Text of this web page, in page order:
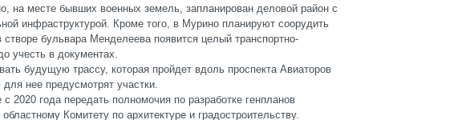
на месте бывших военных земель, запланирован деловой район с
инфраструктурой. Кроме того, в Мурино планируют соорудить
створе бульвара Менделеева появится целый транспортно-
учесть в документах.
будущую трассу, которая пройдет вдоль проспекта Авиаторов
нее предусмотрят участки.
2020 года передать полномочия по разработке генпланов
Комитету по архитектуре и градостроительству.